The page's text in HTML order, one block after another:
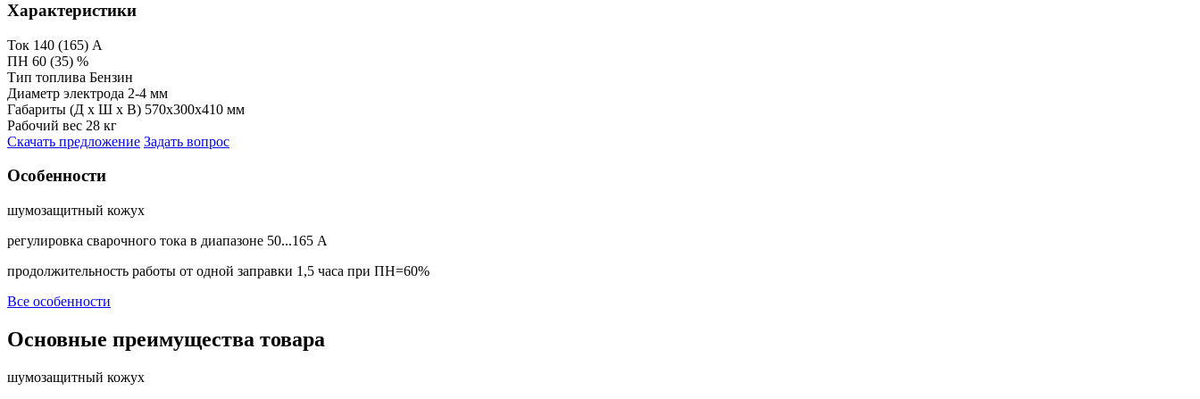
Характеристики
Ток 140 (165) А
ПН 60 (35) %
Тип топлива Бензин
Диаметр электрода 2-4 мм
Габариты (Д х Ш х В) 570x300x410 мм
Рабочий вес 28 кг
Скачать предложение Задать вопрос
Особенности
шумозащитный кожух
регулировка сварочного тока в диапазоне 50...165 А
продолжительность работы от одной заправки 1,5 часа при ПН=60%
Все особенности
Основные преимущества товара
шумозащитный кожух